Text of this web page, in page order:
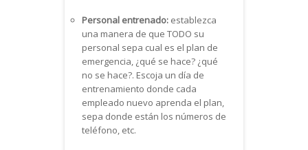
Personal entrenado: establezca
una manera de que TODO su
personal sepa cual es el plan de
emergencia, ¿qué se hace? ¿qué
no se hace?. Escoja un día de
entrenamiento donde cada
empleado nuevo aprenda el plan,
sepa donde están los números de
teléfono, etc.